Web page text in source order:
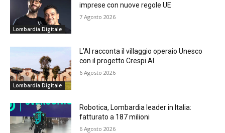
Lombardia Digitale
imprese con nuove regole UE
7 Agosto 2026
Lombardia Digitale
L’AI racconta il villaggio operaio Unesco
con il progetto Crespi.AI
6 Agosto 2026
Robotica, Lombardia leader in Italia:
fatturato a 187 milioni
6 Agosto 2026